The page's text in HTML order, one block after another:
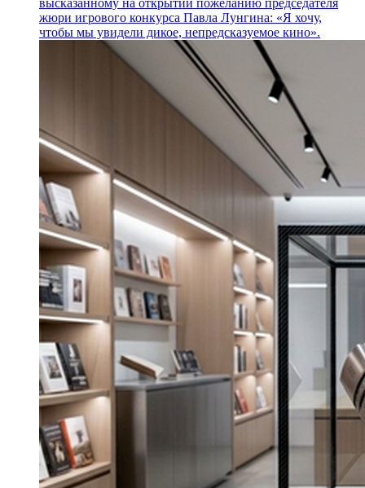
высказанному на открытии пожеланию председателя
жюри игрового конкурса Павла Лунгина: «Я хочу,
чтобы мы увидели дикое, непредсказуемое кино».